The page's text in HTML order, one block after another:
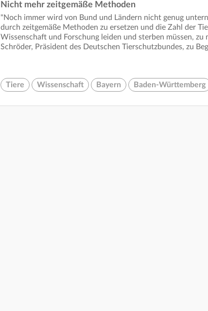
Nicht mehr zeitgemäße Methoden
"Noch immer wird von Bund und Ländern nicht genug
durch zeitgemäße Methoden zu ersetzen und die Zahl der
Wissenschaft und Forschung leiden und sterben müssen,
Schröder, Präsident des Deutschen Tierschutzbundes, zu
Tiere Wissenschaft Bayern Baden-Württemberg